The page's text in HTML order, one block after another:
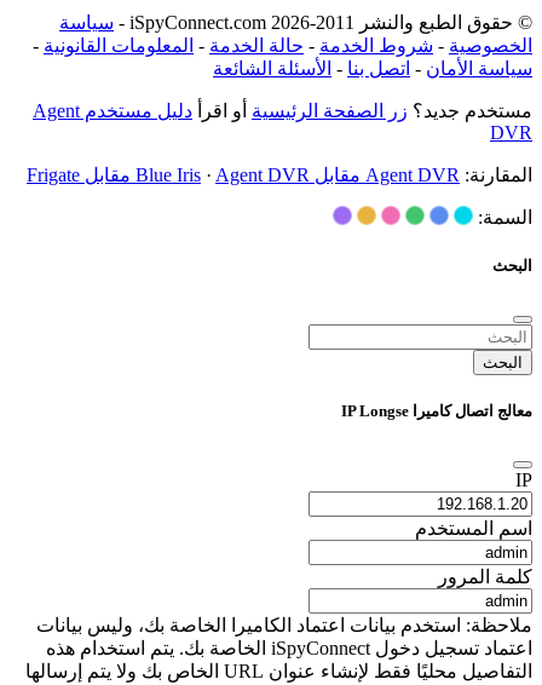
© حقوق الطبع والنشر 2011-2026 iSpyConnect.com -
سياسة
الخصوصية - شروط الخدمة - حالة الخدمة - المعلومات القانونية -
سياسة الأمان - اتصل بنا - الأسئلة الشائعة
مستخدم جديد؟ زر الصفحة الرئيسية أو اقرأ
دليل مستخدم Agent
DVR
المقارنة: Agent DVR مقابل Blue Iris · Agent DVR مقابل Frigate
السمة:
البحث
البحث
معالج اتصال كاميرا IP Longse
IP
اسم المستخدم
كلمة المرور
ملاحظة: استخدم بيانات اعتماد الكاميرا الخاصة بك، وليس بيانات
اعتماد تسجيل دخول iSpyConnect الخاصة بك. يتم استخدام هذه
التفاصيل محليًا فقط لإنشاء عنوان URL الخاص بك ولا يتم إرسالها